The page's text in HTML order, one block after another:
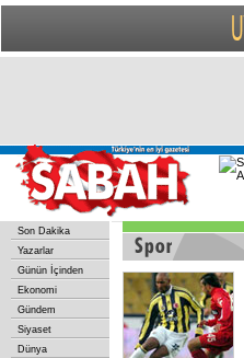
Son Dakika
Yazarlar
Günün İçinden
Ekonomi
Gündem
Siyaset
Dünya